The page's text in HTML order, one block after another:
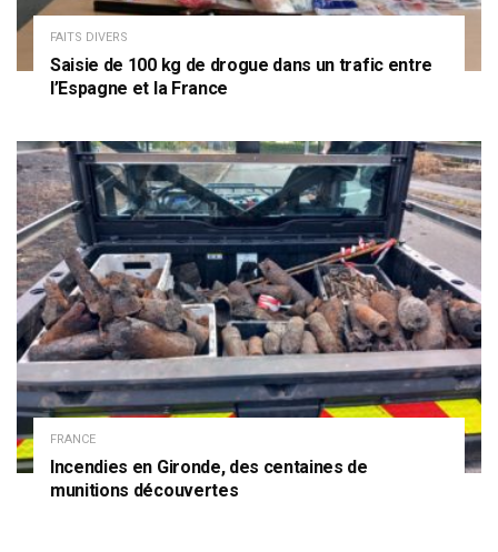
FAITS DIVERS
Saisie de 100 kg de drogue dans un trafic entre
l’Espagne et la France
FRANCE
Incendies en Gironde, des centaines de
munitions découvertes